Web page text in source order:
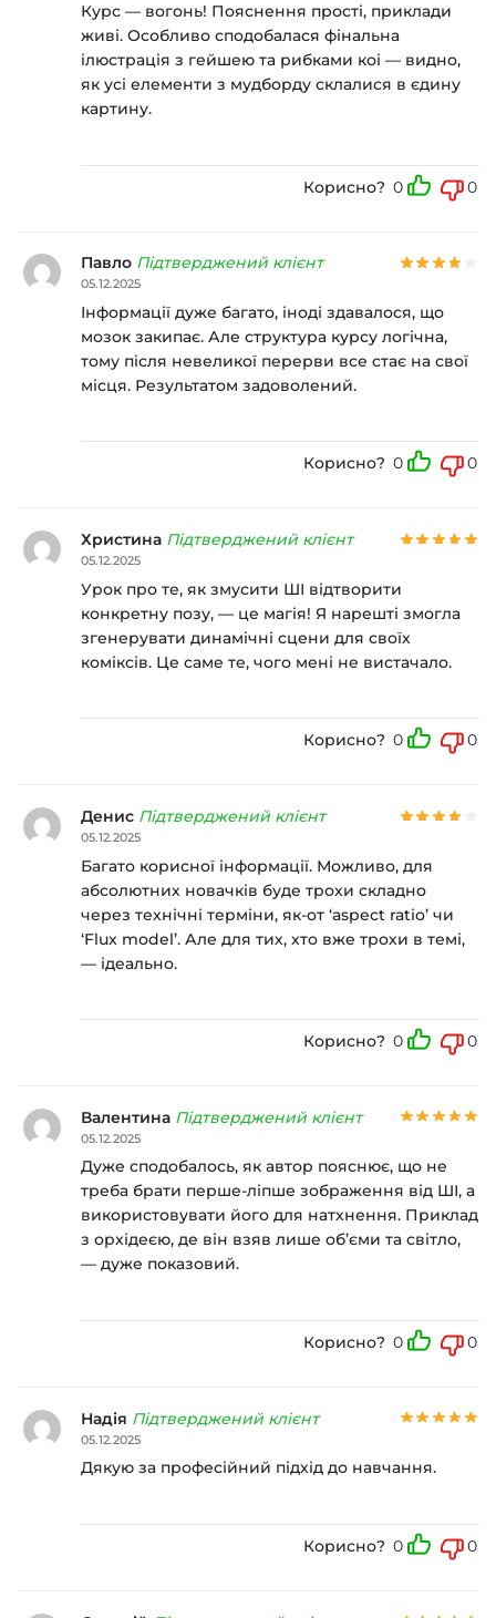
Курс — вогонь! Пояснення прості, приклади
живі. Особливо сподобалася фінальна
ілюстрація з гейшею та рибками коі — видно,
як усі елементи з мудборду склалися в єдину
картину.
Корисно? 0 0
Павло Підтверджений клієнт
05.12.2025
Інформації дуже багато, іноді здавалося, що
мозок закипає. Але структура курсу логічна,
тому після невеликої перерви все стає на свої
місця. Результатом задоволений.
Корисно? 0 0
Христина Підтверджений клієнт
05.12.2025
Урок про те, як змусити ШІ відтворити
конкретну позу, — це магія! Я нарешті змогла
згенерувати динамічні сцени для своїх
коміксів. Це саме те, чого мені не вистачало.
Корисно? 0 0
Денис Підтверджений клієнт
05.12.2025
Багато корисної інформації. Можливо, для
абсолютних новачків буде трохи складно
через технічні терміни, як-от ‘aspect ratio’ чи
‘Flux model’. Але для тих, хто вже трохи в темі,
— ідеально.
Корисно? 0 0
Валентина Підтверджений клієнт
05.12.2025
Дуже сподобалось, як автор пояснює, що не
треба брати перше-ліпше зображення від ШІ, а
використовувати його для натхнення. Приклад
з орхідеєю, де він взяв лише об’єми та світло,
— дуже показовий.
Корисно? 0 0
Надія Підтверджений клієнт
05.12.2025
Дякую за професійний підхід до навчання.
Корисно? 0 0